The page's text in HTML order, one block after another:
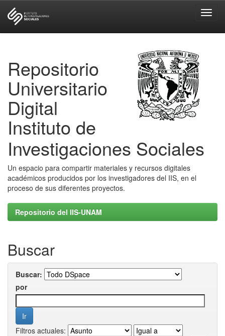
Repositorio
Universitario
Digital
Instituto de
Investigaciones Sociales
Un espacio para compartir materiales y recursos digitales
académicos producidos por los investigadores del IIS, en el
proceso de sus diferentes proyectos.
Repositorio del IIS-UNAM
Buscar
Buscar:
por
Filtros actuales: